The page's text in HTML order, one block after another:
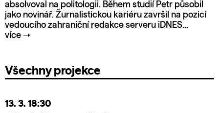
absolvoval na politologii. Během studií Petr působil
jako novinář. Žurnalistickou kariéru završil na pozicí
vedoucího zahraniční redakce serveru iDNES...
více ➝
Všechny projekce
13. 3. 18:30